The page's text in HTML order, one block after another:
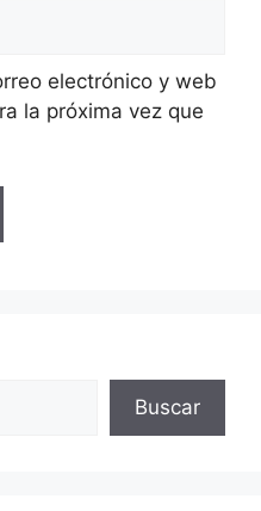
electrónico y web
la próxima vez que
Buscar